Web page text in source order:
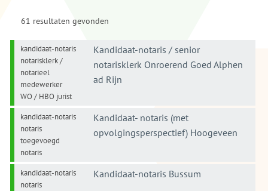
61 resultaten gevonden
kandidaat-notaris
notarisklerk /
notarieel
medewerker
WO / HBO jurist
Kandidaat-notaris / senior
notarisklerk Onroerend Goed Alphen
ad Rijn
kandidaat-notaris
notaris
toegevoegd
notaris
Kandidaat- notaris (met
opvolgingsperspectief) Hoogeveen
kandidaat-notaris
notaris
Kandidaat-notaris Bussum